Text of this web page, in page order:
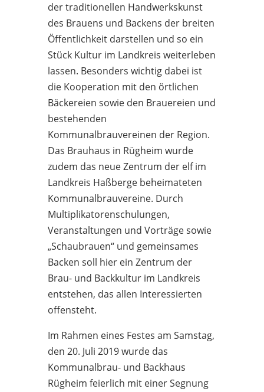
der traditionellen Handwerkskunst
des Brauens und Backens der breiten
Öffentlichkeit darstellen und so ein
Stück Kultur im Landkreis weiterleben
lassen. Besonders wichtig dabei ist
die Kooperation mit den örtlichen
Bäckereien sowie den Brauereien und
bestehenden
Kommunalbrauvereinen der Region.
Das Brauhaus in Rügheim wurde
zudem das neue Zentrum der elf im
Landkreis Haßberge beheimateten
Kommunalbrauvereine. Durch
Multiplikatorenschulungen,
Veranstaltungen und Vorträge sowie
„Schaubrauen“ und gemeinsames
Backen soll hier ein Zentrum der
Brau- und Backkultur im Landkreis
entstehen, das allen Interessierten
offensteht.
Im Rahmen eines Festes am Samstag,
den 20. Juli 2019 wurde das
Kommunalbrau- und Backhaus
Rügheim feierlich mit einer Segnung